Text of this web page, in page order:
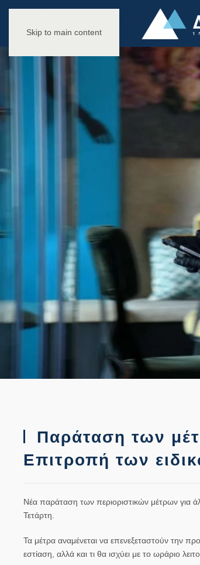
Skip to main content
Παράταση των
Επιτροπή των
Νέα παράταση των περιοριστικών μέτρων για
Τετάρτη.
Τα μέτρα αναμένεται να επενεξεταστούν την
εστίαση, αλλά και τι θα ισχύει με το ωράριο